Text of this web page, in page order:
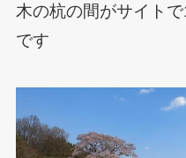
木の杭の間がサイト
です